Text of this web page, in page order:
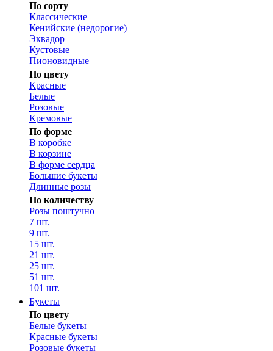
По сорту
Классические
Кенийские (недорогие)
Эквадор
Кустовые
Пионовидные
По цвету
Красные
Белые
Розовые
Кремовые
По форме
В коробке
В корзине
В форме сердца
Большие букеты
Длинные розы
По количеству
Розы поштучно
7 шт.
9 шт.
15 шт.
21 шт.
25 шт.
51 шт.
101 шт.
Букеты
По цвету
Белые букеты
Красные букеты
Розовые букеты